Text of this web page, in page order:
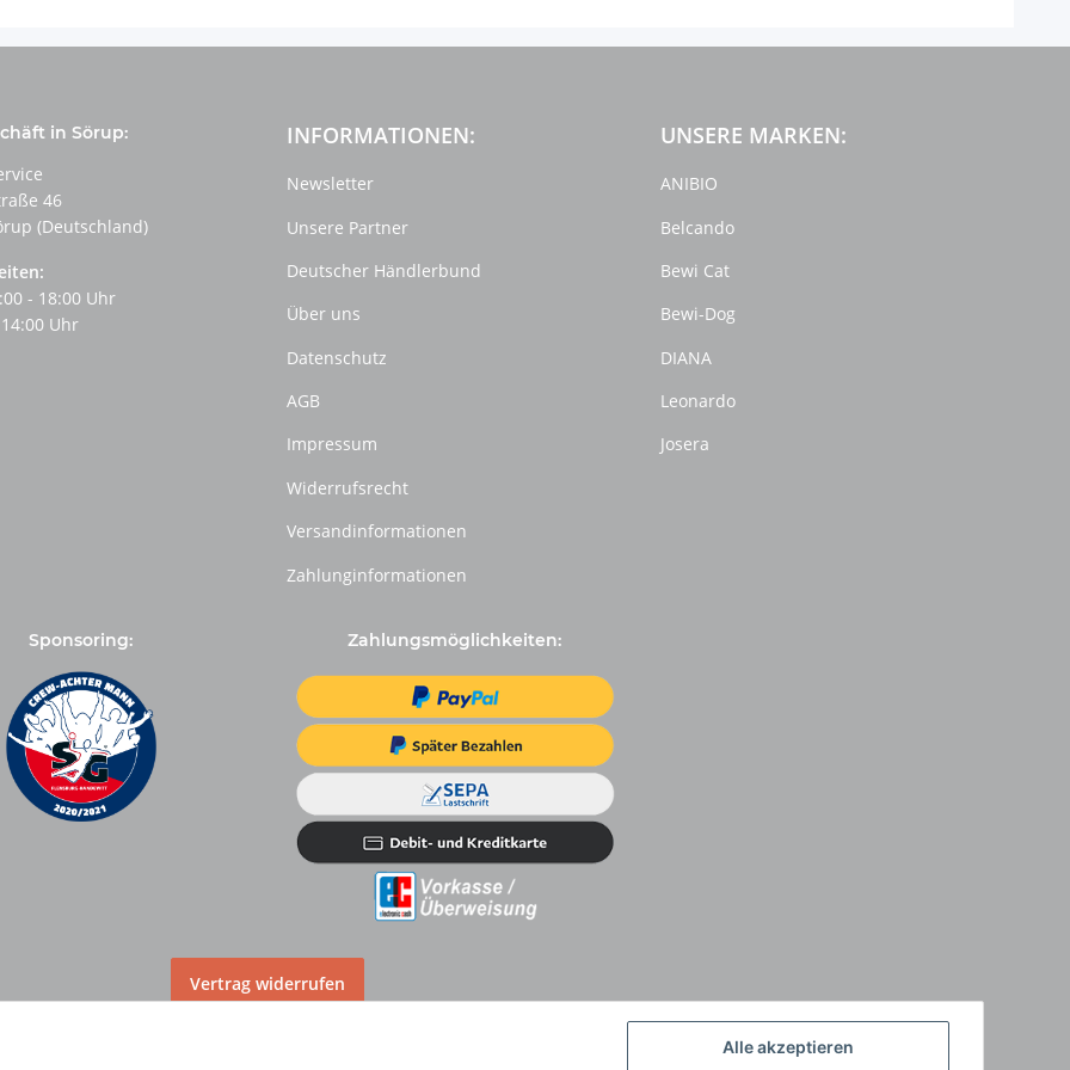
in Sörup:
46
(Deutschland)
- 18:00 Uhr
Uhr
INFORMATIONEN:
Newsletter
Unsere Partner
Deutscher Händlerbund
Über uns
Datenschutz
AGB
Impressum
Widerrufsrecht
Versandinformationen
Zahlunginformationen
UNSERE MARKEN:
ANIBIO
Belcando
Bewi Cat
Bewi-Dog
DIANA
Leonardo
Josera
Sponsoring: Zahlungsmöglichkeiten:
Vertrag widerrufen
Alle akzeptieren